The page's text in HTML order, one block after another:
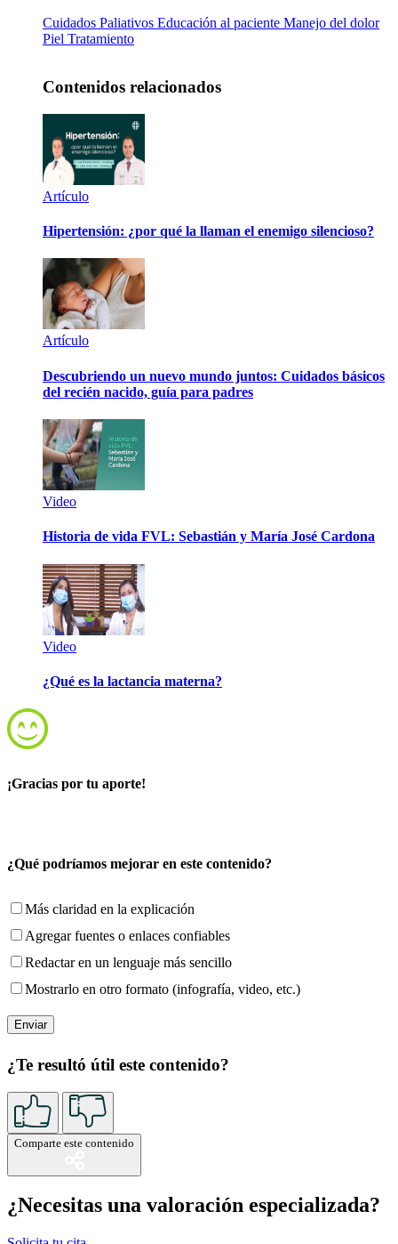
Cuidados Paliativos Educación al paciente Manejo del dolor
Piel Tratamiento
Contenidos relacionados
Artículo
Hipertensión: ¿por qué la llaman el enemigo silencioso?
Artículo
Descubriendo un nuevo mundo juntos: Cuidados básicos
del recién nacido, guía para padres
Video
Historia de vida FVL: Sebastián y María José Cardona
Video
¿Qué es la lactancia materna?
¡Gracias por tu aporte!
¿Qué podríamos mejorar en este contenido?
Más claridad en la explicación
Agregar fuentes o enlaces confiables
Redactar en un lenguaje más sencillo
Mostrarlo en otro formato (infografía, video, etc.)
¿Te resultó útil este contenido?
Comparte este contenido
¿Necesitas una valoración especializada?